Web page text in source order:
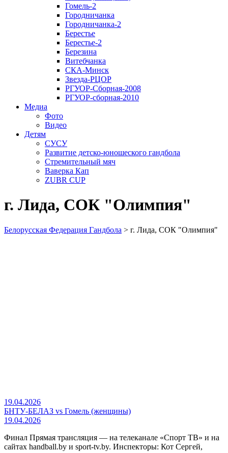
Гомель-2
Городничанка
Городничанка-2
Берестье
Берестье-2
Березина
Витебчанка
СКА-Минск
Звезда-РЦОР
РГУОР-Сборная-2008
РГУОР-сборная-2010
Медиа
Фото
Видео
Детям
СУСУ
Развитие детско-юношеского гандбола
Стремительный мяч
Ваверка Кап
ZUBR CUP
г. Лида, СОК "Олимпия"
Белорусская Федерация Гандбола > г. Лида, СОК "Олимпия"
19.04.2026
БНТУ-БЕЛАЗ vs Гомель (женщины)
19.04.2026
Финал Прямая трансляция — на телеканале «Спорт ТВ» и на
сайтах handball.by и sport-tv.by. Инспекторы: Кот Сергей,